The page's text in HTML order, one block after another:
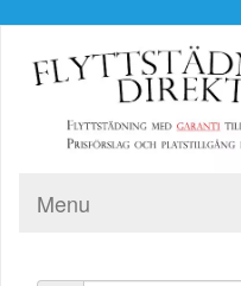
Menu